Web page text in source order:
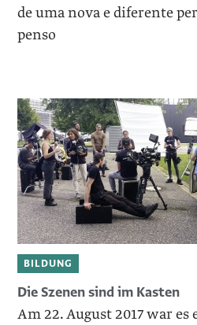
de uma nova e diferente
penso
BILDUNG
Die Szenen sind im Kasten
Am 22. August 2017 war